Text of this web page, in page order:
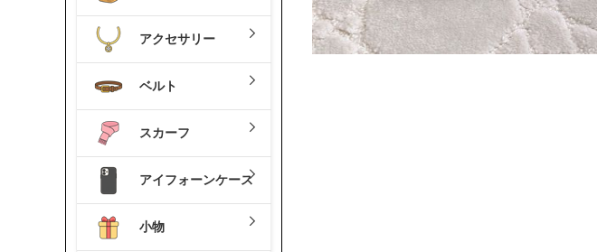
アクセサリー
ベルト
スカーフ
アイフォーンケース
小物